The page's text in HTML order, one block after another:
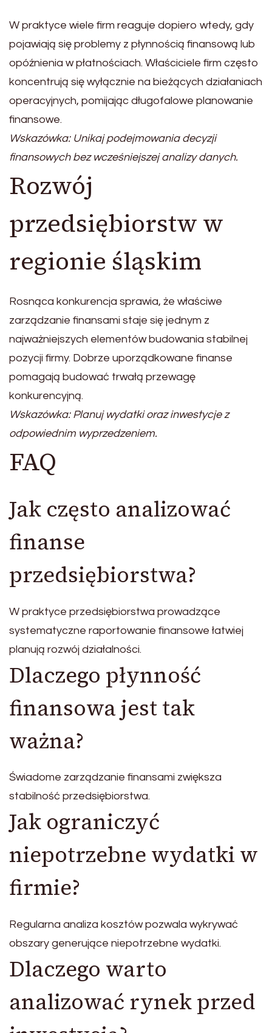
W praktyce wiele firm reaguje dopiero wtedy, gdy
pojawiają się problemy z płynnością finansową lub
opóźnienia w płatnościach. Właściciele firm często
koncentrują się wyłącznie na bieżących działaniach
operacyjnych, pomijając długofalowe planowanie
finansowe.
Wskazówka: Unikaj podejmowania decyzji
finansowych bez wcześniejszej analizy danych.
Rozwój
przedsiębiorstw w
regionie śląskim
Rosnąca konkurencja sprawia, że właściwe
zarządzanie finansami staje się jednym z
najważniejszych elementów budowania stabilnej
pozycji firmy. Dobrze uporządkowane finanse
pomagają budować trwałą przewagę
konkurencyjną.
Wskazówka: Planuj wydatki oraz inwestycje z
odpowiednim wyprzedzeniem.
FAQ
Jak często analizować
finanse
przedsiębiorstwa?
W praktyce przedsiębiorstwa prowadzące
systematyczne raportowanie finansowe łatwiej
planują rozwój działalności.
Dlaczego płynność
finansowa jest tak
ważna?
Świadome zarządzanie finansami zwiększa
stabilność przedsiębiorstwa.
Jak ograniczyć
niepotrzebne wydatki w
firmie?
Regularna analiza kosztów pozwala wykrywać
obszary generujące niepotrzebne wydatki.
Dlaczego warto
analizować rynek przed